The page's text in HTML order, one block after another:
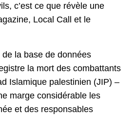
c’est ce que révèle une
Local Call et le
la base de données
la mort des combattants
Islamique palestinien (JIP) –
marge considérable les
et des responsables